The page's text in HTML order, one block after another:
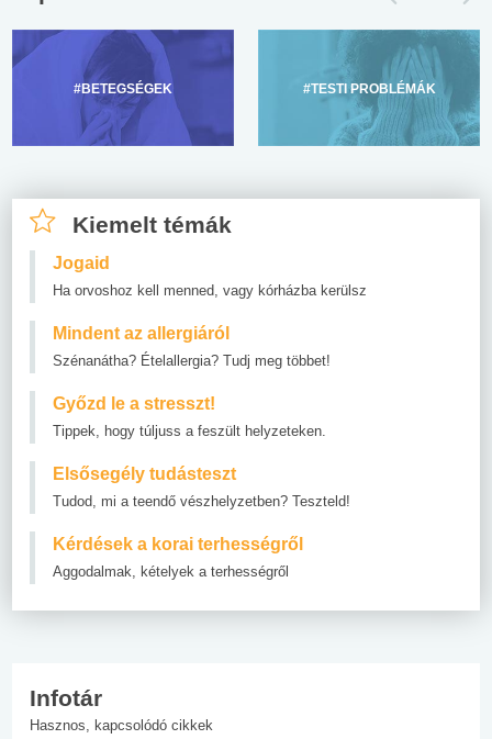
#BETEGSÉGEK #TESTI PROBLÉMÁK
Kiemelt témák
Jogaid
Ha orvoshoz kell menned, vagy kórházba kerülsz
Mindent az allergiáról
Szénanátha? Ételallergia? Tudj meg többet!
Győzd le a stresszt!
Tippek, hogy túljuss a feszült helyzeteken.
Elsősegély tudásteszt
Tudod, mi a teendő vészhelyzetben? Teszteld!
Kérdések a korai terhességről
Aggodalmak, kételyek a terhességről
Infotár
Hasznos, kapcsolódó cikkek